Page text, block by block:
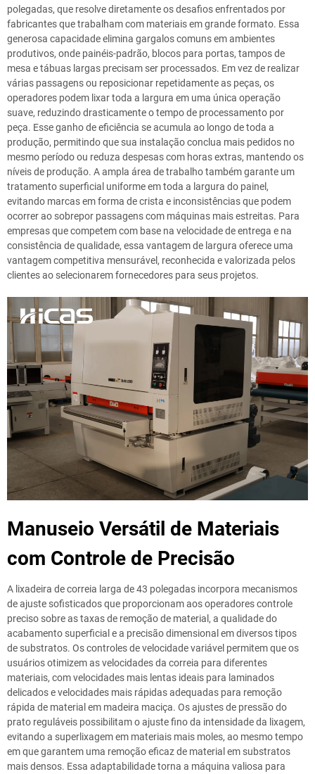
polegadas, que resolve diretamente os desafios enfrentados por
fabricantes que trabalham com materiais em grande formato. Essa
generosa capacidade elimina gargalos comuns em ambientes
produtivos, onde painéis-padrão, blocos para portas, tampos de
mesa e tábuas largas precisam ser processados. Em vez de realizar
várias passagens ou reposicionar repetidamente as peças, os
operadores podem lixar toda a largura em uma única operação
suave, reduzindo drasticamente o tempo de processamento por
peça. Esse ganho de eficiência se acumula ao longo de toda a
produção, permitindo que sua instalação conclua mais pedidos no
mesmo período ou reduza despesas com horas extras, mantendo os
níveis de produção. A ampla área de trabalho também garante um
tratamento superficial uniforme em toda a largura do painel,
evitando marcas em forma de crista e inconsistências que podem
ocorrer ao sobrepor passagens com máquinas mais estreitas. Para
empresas que competem com base na velocidade de entrega e na
consistência de qualidade, essa vantagem de largura oferece uma
vantagem competitiva mensurável, reconhecida e valorizada pelos
clientes ao selecionarem fornecedores para seus projetos.
Manuseio Versátil de Materiais
com Controle de Precisão
A lixadeira de correia larga de 43 polegadas incorpora mecanismos
de ajuste sofisticados que proporcionam aos operadores controle
preciso sobre as taxas de remoção de material, a qualidade do
acabamento superficial e a precisão dimensional em diversos tipos
de substratos. Os controles de velocidade variável permitem que os
usuários otimizem as velocidades da correia para diferentes
materiais, com velocidades mais lentas ideais para laminados
delicados e velocidades mais rápidas adequadas para remoção
rápida de material em madeira maciça. Os ajustes de pressão do
prato reguláveis possibilitam o ajuste fino da intensidade da lixagem,
evitando a superlixagem em materiais mais moles, ao mesmo tempo
em que garantem uma remoção eficaz de material em substratos
mais densos. Essa adaptabilidade torna a máquina valiosa para